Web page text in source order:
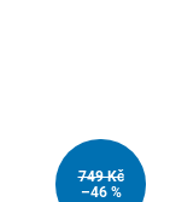
749 Kč
–46 %